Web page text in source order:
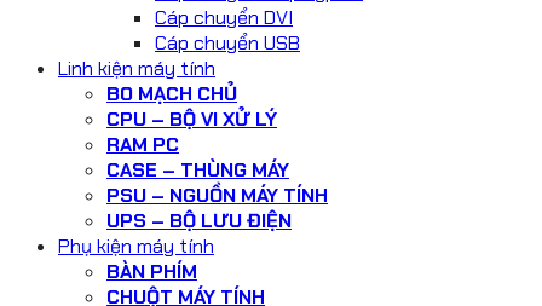
Cáp chuyển DVI
Cáp chuyển USB
Linh kiện máy tính
BO MẠCH CHỦ
CPU – BỘ VI XỬ LÝ
RAM PC
CASE – THÙNG MÁY
PSU – NGUỒN MÁY TÍNH
UPS – BỘ LƯU ĐIỆN
Phụ kiện máy tính
BÀN PHÍM
CHUỘT MÁY TÍNH